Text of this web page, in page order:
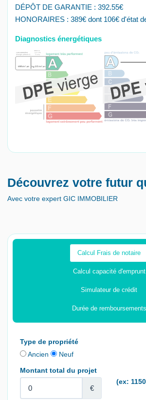
DÉPÔT DE GARANTIE : 392.55€
HONORAIRES : 389€ dont 106€ d'état
Diagnostics énergétiques
Découvrez votre futur
Avec votre expert GIC IMMOBILIER
Calcul Frais de notaire
Calcul capacité d'emprunt
Simulateur de crédit
Durée de remboursements